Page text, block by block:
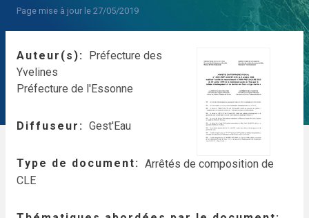
Page mise à jour le 27/05/2019
Auteur(s)
Préfecture des
Yvelines
Préfecture de l'Essonne
Diffuseur Gest'Eau
Type de document
Arrêtés de composition de
CLE